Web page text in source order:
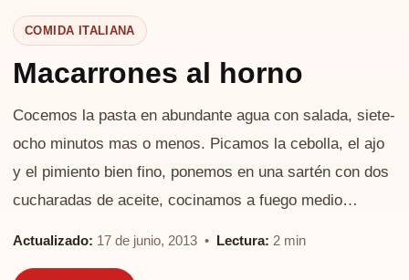
COMIDA ITALIANA
Macarrones al horno
Cocemos la pasta en abundante agua con salada, siete-
ocho minutos mas o menos. Picamos la cebolla, el ajo
y el pimiento bien fino, ponemos en una sartén con dos
cucharadas de aceite, cocinamos a fuego medio…
Actualizado: 17 de junio, 2013 • Lectura: 2 min